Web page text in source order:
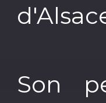
Son